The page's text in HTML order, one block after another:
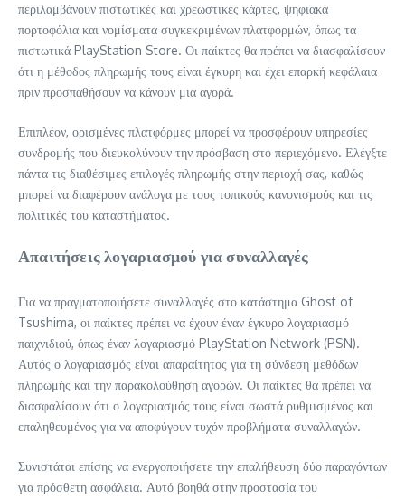
περιλαμβάνουν πιστωτικές και χρεωστικές κάρτες, ψηφιακά
πορτοφόλια και νομίσματα συγκεκριμένων πλατφορμών, όπως τα
πιστωτικά PlayStation Store. Οι παίκτες θα πρέπει να διασφαλίσουν
ότι η μέθοδος πληρωμής τους είναι έγκυρη και έχει επαρκή κεφάλαια
πριν προσπαθήσουν να κάνουν μια αγορά.
Επιπλέον, ορισμένες πλατφόρμες μπορεί να προσφέρουν υπηρεσίες
συνδρομής που διευκολύνουν την πρόσβαση στο περιεχόμενο. Ελέγξτε
πάντα τις διαθέσιμες επιλογές πληρωμής στην περιοχή σας, καθώς
μπορεί να διαφέρουν ανάλογα με τους τοπικούς κανονισμούς και τις
πολιτικές του καταστήματος.
Απαιτήσεις λογαριασμού για συναλλαγές
Για να πραγματοποιήσετε συναλλαγές στο κατάστημα Ghost of
Tsushima, οι παίκτες πρέπει να έχουν έναν έγκυρο λογαριασμό
παιχνιδιού, όπως έναν λογαριασμό PlayStation Network (PSN).
Αυτός ο λογαριασμός είναι απαραίτητος για τη σύνδεση μεθόδων
πληρωμής και την παρακολούθηση αγορών. Οι παίκτες θα πρέπει να
διασφαλίσουν ότι ο λογαριασμός τους είναι σωστά ρυθμισμένος και
επαληθευμένος για να αποφύγουν τυχόν προβλήματα συναλλαγών.
Συνιστάται επίσης να ενεργοποιήσετε την επαλήθευση δύο παραγόντων
για πρόσθετη ασφάλεια. Αυτό βοηθά στην προστασία του